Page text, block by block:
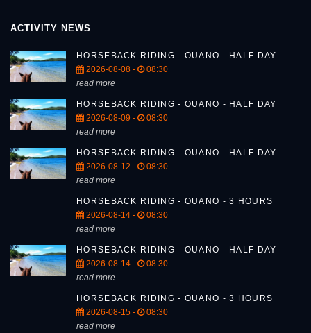
ACTIVITY NEWS
HORSEBACK RIDING - OUANO - HALF DAY
2026-08-08 -
08:30
read more
HORSEBACK RIDING - OUANO - HALF DAY
2026-08-09 -
08:30
read more
HORSEBACK RIDING - OUANO - HALF DAY
2026-08-12 -
08:30
read more
HORSEBACK RIDING - OUANO - 3 HOURS
2026-08-14 -
08:30
read more
HORSEBACK RIDING - OUANO - HALF DAY
2026-08-14 -
08:30
read more
HORSEBACK RIDING - OUANO - 3 HOURS
2026-08-15 -
08:30
read more